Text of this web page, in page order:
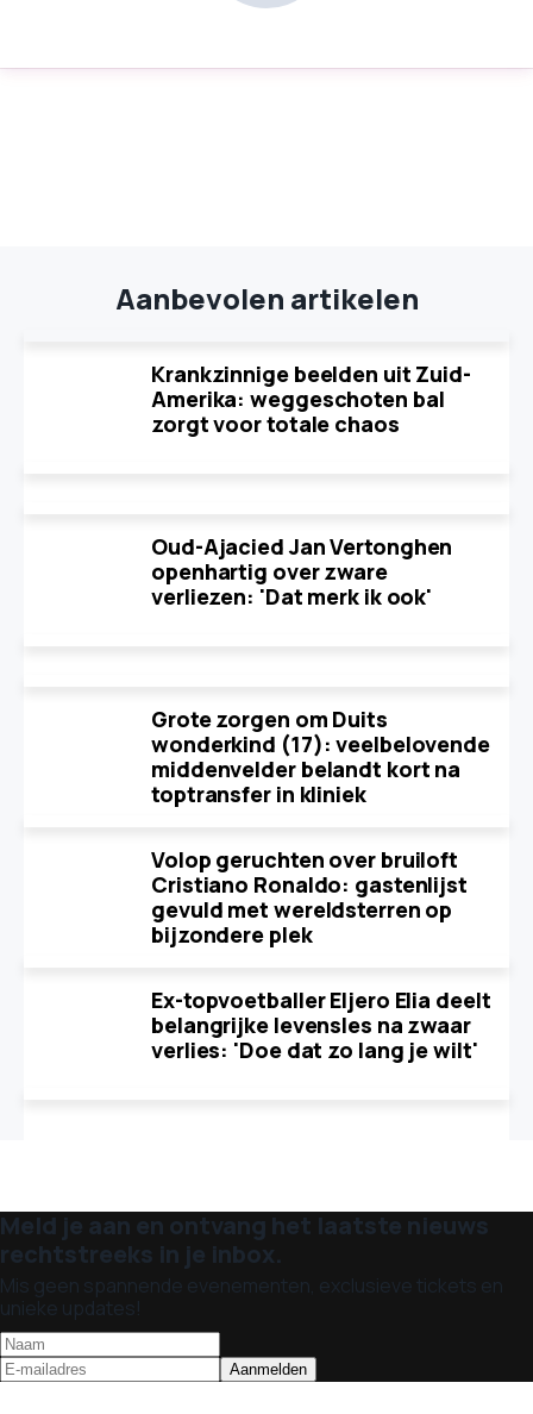
Aanbevolen artikelen
Krankzinnige beelden uit Zuid-
Amerika: weggeschoten bal
zorgt voor totale chaos
Oud-Ajacied Jan Vertonghen
openhartig over zware
verliezen: 'Dat merk ik ook'
Grote zorgen om Duits
wonderkind (17): veelbelovende
middenvelder belandt kort na
toptransfer in kliniek
Volop geruchten over bruiloft
Cristiano Ronaldo: gastenlijst
gevuld met wereldsterren op
bijzondere plek
Ex-topvoetballer Eljero Elia deelt
belangrijke levensles na zwaar
verlies: 'Doe dat zo lang je wilt'
Meld je aan en ontvang het laatste nieuws
rechtstreeks in je inbox.
Mis geen spannende evenementen, exclusieve tickets en
unieke updates!